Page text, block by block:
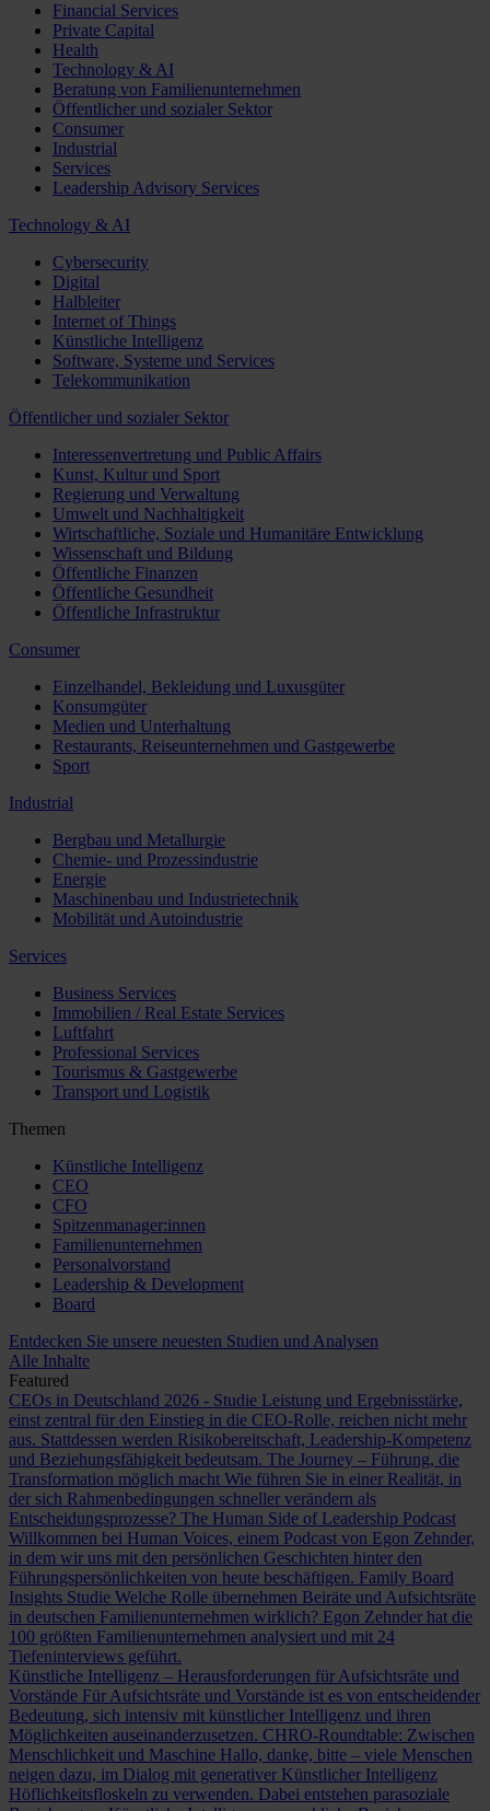
Financial Services
Private Capital
Health
Technology & AI
Beratung von Familienunternehmen
Öffentlicher und sozialer Sektor
Consumer
Industrial
Services
Leadership Advisory Services
Technology & AI
Cybersecurity
Digital
Halbleiter
Internet of Things
Künstliche Intelligenz
Software, Systeme und Services
Telekommunikation
Öffentlicher und sozialer Sektor
Interessenvertretung und Public Affairs
Kunst, Kultur und Sport
Regierung und Verwaltung
Umwelt und Nachhaltigkeit
Wirtschaftliche, Soziale und Humanitäre Entwicklung
Wissenschaft und Bildung
Öffentliche Finanzen
Öffentliche Gesundheit
Öffentliche Infrastruktur
Consumer
Einzelhandel, Bekleidung und Luxusgüter
Konsumgüter
Medien und Unterhaltung
Restaurants, Reiseunternehmen und Gastgewerbe
Sport
Industrial
Bergbau und Metallurgie
Chemie- und Prozessindustrie
Energie
Maschinenbau und Industrietechnik
Mobilität und Autoindustrie
Services
Business Services
Immobilien / Real Estate Services
Luftfahrt
Professional Services
Tourismus & Gastgewerbe
Transport und Logistik
Themen
Künstliche Intelligenz
CEO
CFO
Spitzenmanager:innen
Familienunternehmen
Personalvorstand
Leadership & Development
Board
Entdecken Sie unsere neuesten Studien und Analysen
Alle Inhalte
Featured
CEOs in Deutschland 2026 - Studie Leistung und Ergebnisstärke,
einst zentral für den Einstieg in die CEO-Rolle, reichen nicht mehr
aus. Stattdessen werden Risikobereitschaft, Leadership-Kompetenz
und Beziehungsfähigkeit bedeutsam. The Journey – Führung, die
Transformation möglich macht Wie führen Sie in einer Realität, in
der sich Rahmenbedingungen schneller verändern als
Entscheidungsprozesse? The Human Side of Leadership Podcast
Willkommen bei Human Voices, einem Podcast von Egon Zehnder,
in dem wir uns mit den persönlichen Geschichten hinter den
Führungspersönlichkeiten von heute beschäftigen. Family Board
Insights Studie Welche Rolle übernehmen Beiräte und Aufsichtsräte
in deutschen Familienunternehmen wirklich? Egon Zehnder hat die
100 größten Familienunternehmen analysiert und mit 24
Tiefeninterviews geführt.
Künstliche Intelligenz – Herausforderungen für Aufsichtsräte und
Vorstände Für Aufsichtsräte und Vorstände ist es von entscheidender
Bedeutung, sich intensiv mit künstlicher Intelligenz und ihren
Möglichkeiten auseinanderzusetzen. CHRO-Roundtable: Zwischen
Menschlichkeit und Maschine Hallo, danke, bitte – viele Menschen
neigen dazu, im Dialog mit generativer Künstlicher Intelligenz
Höflichkeitsfloskeln zu verwenden. Dabei entstehen parasoziale